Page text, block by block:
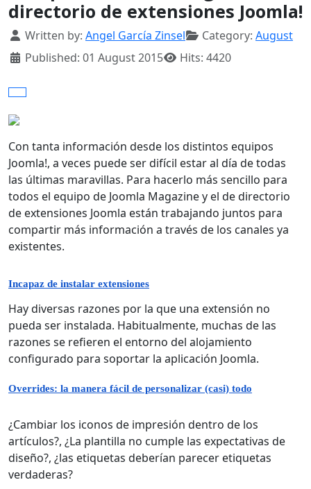
directorio de extensiones Joomla!
Details
Written by: Angel García Zinsel Category: August
Published: 01 August 2015
Hits: 4420
Con tanta información desde los distintos equipos
Joomla!, a veces puede ser difícil estar al día de todas
las últimas maravillas. Para hacerlo más sencillo para
todos el equipo de Joomla Magazine y el de directorio
de extensiones Joomla están trabajando juntos para
compartir más información a través de los canales ya
existentes.
Incapaz de instalar extensiones
Hay diversas razones por la que una extensión no
pueda ser instalada. Habitualmente, muchas de las
razones se refieren el entorno del alojamiento
configurado para soportar la aplicación Joomla.
Overrides: la manera fácil de personalizar (casi) todo
¿Cambiar los iconos de impresión dentro de los
artículos?, ¿La plantilla no cumple las expectativas de
diseño?, ¿las etiquetas deberían parecer etiquetas
verdaderas?